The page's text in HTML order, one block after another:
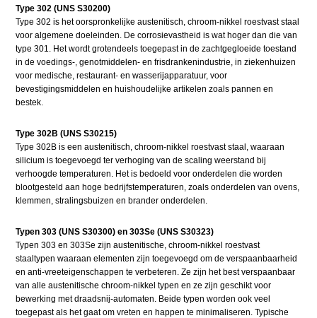
Type 302 (UNS S30200)
Type 302 is het oorspronkelijke austenitisch, chroom-nikkel roestvast staal
voor algemene doeleinden. De corrosievastheid is wat hoger dan die van
type 301. Het wordt grotendeels toegepast in de zachtgegloeide toestand
in de voedings-, genotmiddelen- en frisdrankenindustrie, in ziekenhuizen
voor medische, restaurant- en wasserijapparatuur, voor
bevestigingsmiddelen en huishoudelijke artikelen zoals pannen en
bestek.
Type 302B (UNS S30215)
Type 302B is een austenitisch, chroom-nikkel roestvast staal, waaraan
silicium is toegevoegd ter verhoging van de scaling weerstand bij
verhoogde temperaturen. Het is bedoeld voor onderdelen die worden
blootgesteld aan hoge bedrijfstemperaturen, zoals onderdelen van ovens,
klemmen, stralingsbuizen en brander onderdelen.
Typen 303 (UNS S30300) en 303Se (UNS S30323)
Typen 303 en 303Se zijn austenitische, chroom-nikkel roestvast
staaltypen waaraan elementen zijn toegevoegd om de verspaanbaarheid
en anti-vreeteigenschappen te verbeteren. Ze zijn het best verspaanbaar
van alle austenitische chroom-nikkel typen en ze zijn geschikt voor
bewerking met draadsnij-automaten. Beide typen worden ook veel
toegepast als het gaat om vreten en happen te minimaliseren. Typische